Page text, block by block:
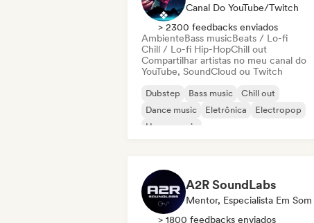
Canal Do YouTube/Twitch
> 2300 feedbacks enviados
AmbienteBass musicBeats / Lo-fi
Chill / Lo-fi Hip-HopChill out
Compartilhar artistas no meu canal do
YouTube, SoundCloud ou Twitch
Dubstep Bass music
Chill out
Dance music
Eletrônica
Electropop
House music
A2R SoundLabs
Mentor, Especialista Em Som
> 1800 feedbacks enviados